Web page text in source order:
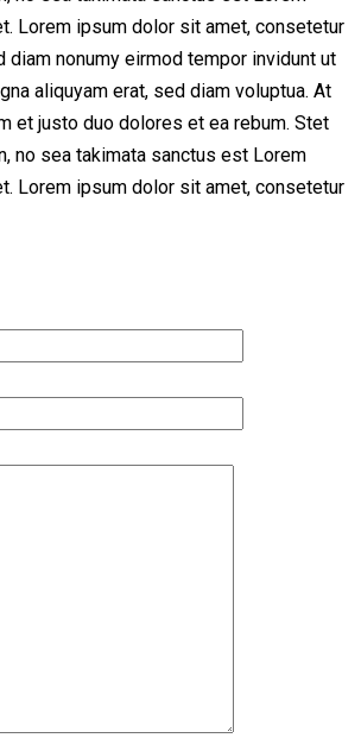
Lorem ipsum dolor sit amet, consetetur
diam nonumy eirmod tempor invidunt ut
aliquyam erat, sed diam voluptua. At
et justo duo dolores et ea rebum. Stet
no sea takimata sanctus est Lorem
Lorem ipsum dolor sit amet, consetetur